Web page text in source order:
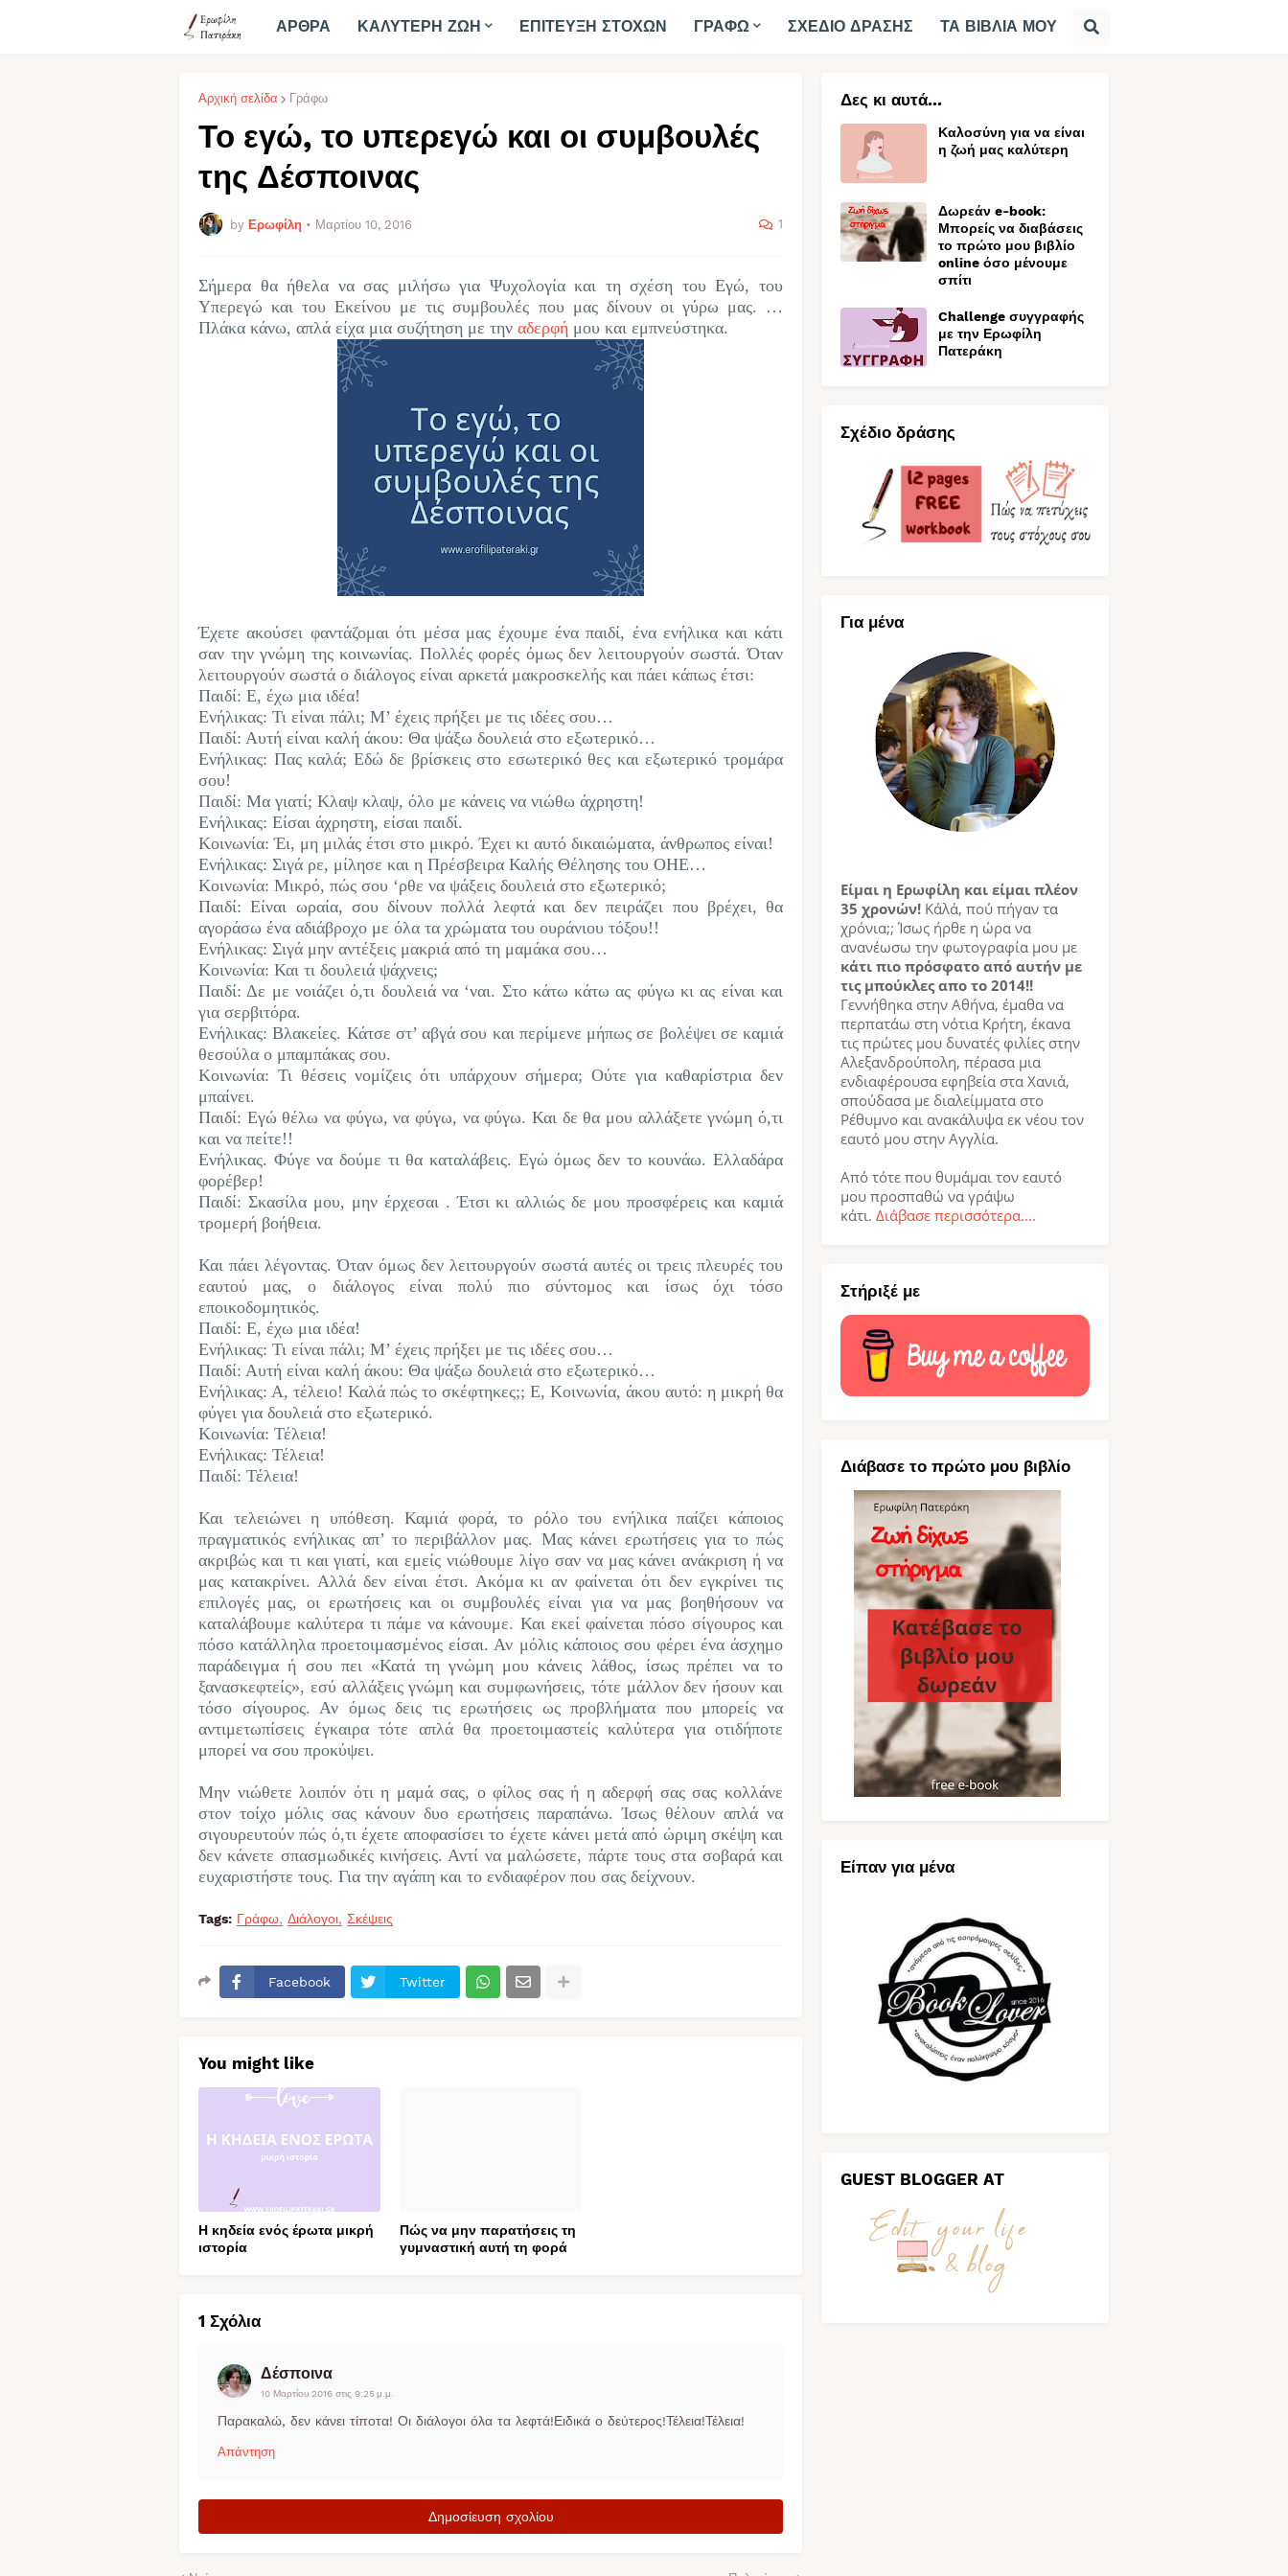
ΑΡΘΡΑ ΚΑΛΥΤΕΡΗ ΖΩΗ ΕΠΙΤΕΥΞΗ ΣΤΟΧΩΝ ΓΡΑΦΩ ΣΧΕΔΙΟ ΔΡΑΣΗΣ ΤΑ ΒΙΒΛΙΑ ΜΟΥ
Αρχική σελίδα Γράφω
Το εγώ, το υπερεγώ και οι συμβουλές
της Δέσποινας
by Ερωφίλη • Μαρτίου 10, 2016 1
Σήμερα θα ήθελα να σας μιλήσω για Ψυχολογία και τη σχέση του Εγώ, του
Υπερεγώ και του Εκείνου με τις συμβουλές που μας δίνουν οι γύρω μας. …
Πλάκα κάνω, απλά είχα μια συζήτηση με την αδερφή μου και εμπνεύστηκα.
Έχετε ακούσει φαντάζομαι ότι μέσα μας έχουμε ένα παιδί, ένα ενήλικα και κάτι
σαν την γνώμη της κοινωνίας. Πολλές φορές όμως δεν λειτουργούν σωστά. Όταν
λειτουργούν σωστά ο διάλογος είναι αρκετά μακροσκελής και πάει κάπως έτσι:
Παιδί: Ε, έχω μια ιδέα!
Ενήλικας: Τι είναι πάλι; Μ’ έχεις πρήξει με τις ιδέες σου…
Παιδί: Αυτή είναι καλή άκου: Θα ψάξω δουλειά στο εξωτερικό…
Ενήλικας: Πας καλά; Εδώ δε βρίσκεις στο εσωτερικό θες και εξωτερικό τρομάρα
σου!
Παιδί: Μα γιατί; Κλαψ κλαψ, όλο με κάνεις να νιώθω άχρηστη!
Ενήλικας: Είσαι άχρηστη, είσαι παιδί.
Κοινωνία: Έι, μη μιλάς έτσι στο μικρό. Έχει κι αυτό δικαιώματα, άνθρωπος είναι!
Ενήλικας: Σιγά ρε, μίλησε και η Πρέσβειρα Καλής Θέλησης του ΟΗΕ…
Κοινωνία: Μικρό, πώς σου ‘ρθε να ψάξεις δουλειά στο εξωτερικό;
Παιδί: Είναι ωραία, σου δίνουν πολλά λεφτά και δεν πειράζει που βρέχει, θα
αγοράσω ένα αδιάβροχο με όλα τα χρώματα του ουράνιου τόξου!!
Ενήλικας: Σιγά μην αντέξεις μακριά από τη μαμάκα σου…
Κοινωνία: Και τι δουλειά ψάχνεις;
Παιδί: Δε με νοιάζει ό,τι δουλειά να ‘ναι. Στο κάτω κάτω ας φύγω κι ας είναι και
για σερβιτόρα.
Ενήλικας: Βλακείες. Κάτσε στ’ αβγά σου και περίμενε μήπως σε βολέψει σε καμιά
θεσούλα ο μπαμπάκας σου.
Κοινωνία: Τι θέσεις νομίζεις ότι υπάρχουν σήμερα; Ούτε για καθαρίστρια δεν
μπαίνει.
Παιδί: Εγώ θέλω να φύγω, να φύγω, να φύγω. Και δε θα μου αλλάξετε γνώμη ό,τι
και να πείτε!!
Ενήλικας. Φύγε να δούμε τι θα καταλάβεις. Εγώ όμως δεν το κουνάω. Ελλαδάρα
φορέβερ!
Παιδί: Σκασίλα μου, μην έρχεσαι . Έτσι κι αλλιώς δε μου προσφέρεις και καμιά
τρομερή βοήθεια.
Και πάει λέγοντας. Όταν όμως δεν λειτουργούν σωστά αυτές οι τρεις πλευρές του
εαυτού μας, ο διάλογος είναι πολύ πιο σύντομος και ίσως όχι τόσο
εποικοδομητικός.
Παιδί: Ε, έχω μια ιδέα!
Ενήλικας: Τι είναι πάλι; Μ’ έχεις πρήξει με τις ιδέες σου…
Παιδί: Αυτή είναι καλή άκου: Θα ψάξω δουλειά στο εξωτερικό…
Ενήλικας: Α, τέλειο! Καλά πώς το σκέφτηκες;; Ε, Κοινωνία, άκου αυτό: η μικρή θα
φύγει για δουλειά στο εξωτερικό.
Κοινωνία: Τέλεια!
Ενήλικας: Τέλεια!
Παιδί: Τέλεια!
Και τελειώνει η υπόθεση. Καμιά φορά, το ρόλο του ενήλικα παίζει κάποιος
πραγματικός ενήλικας απ’ το περιβάλλον μας. Μας κάνει ερωτήσεις για το πώς
ακριβώς και τι και γιατί, και εμείς νιώθουμε λίγο σαν να μας κάνει ανάκριση ή να
μας κατακρίνει. Αλλά δεν είναι έτσι. Ακόμα κι αν φαίνεται ότι δεν εγκρίνει τις
επιλογές μας, οι ερωτήσεις και οι συμβουλές είναι για να μας βοηθήσουν να
καταλάβουμε καλύτερα τι πάμε να κάνουμε. Και εκεί φαίνεται πόσο σίγουρος και
πόσο κατάλληλα προετοιμασμένος είσαι. Αν μόλις κάποιος σου φέρει ένα άσχημο
παράδειγμα ή σου πει «Κατά τη γνώμη μου κάνεις λάθος, ίσως πρέπει να το
ξανασκεφτείς», εσύ αλλάξεις γνώμη και συμφωνήσεις, τότε μάλλον δεν ήσουν και
τόσο σίγουρος. Αν όμως δεις τις ερωτήσεις ως προβλήματα που μπορείς να
αντιμετωπίσεις έγκαιρα τότε απλά θα προετοιμαστείς καλύτερα για οτιδήποτε
μπορεί να σου προκύψει.
Μην νιώθετε λοιπόν ότι η μαμά σας, ο φίλος σας ή η αδερφή σας σας κολλάνε
στον τοίχο μόλις σας κάνουν δυο ερωτήσεις παραπάνω. Ίσως θέλουν απλά να
σιγουρευτούν πώς ό,τι έχετε αποφασίσει το έχετε κάνει μετά από ώριμη σκέψη και
δεν κάνετε σπασμωδικές κινήσεις. Αντί να μαλώσετε, πάρτε τους στα σοβαρά και
ευχαριστήστε τους. Για την αγάπη και το ενδιαφέρον που σας δείχνουν.
Tags: Γράφω Διάλογοι Σκέψεις
Facebook Twitter
You might like
Η κηδεία ενός έρωτα μικρή
ιστορία
Πώς να μην παρατήσεις τη
γυμναστική αυτή τη φορά
1 Σχόλια
Δέσποινα
10 Μαρτίου 2016 στις 9:25 μ.μ.
Παρακαλώ, δεν κάνει τίποτα! Οι διάλογοι όλα τα λεφτά!Ειδικά ο δεύτερος!Τέλεια!Τέλεια!
Απάντηση
Δημοσίευση σχολίου
Δες κι αυτά...
Καλοσύνη για να είναι
η ζωή μας καλύτερη
Δωρεάν e-book:
Μπορείς να διαβάσεις
το πρώτο μου βιβλίο
online όσο μένουμε
σπίτι
Challenge συγγραφής
με την Ερωφίλη
Πατεράκη
Σχέδιο δράσης
Για μένα
Είμαι η Ερωφίλη και είμαι πλέον
35 χρονών! Κάλά, πού πήγαν τα
χρόνια;; Ίσως ήρθε η ώρα να
ανανέωσω την φωτογραφία μου με
κάτι πιο πρόσφατο από αυτήν με
τις μπούκλες απο το 2014!!
Γεννήθηκα στην Αθήνα, έμαθα να
περπατάω στη νότια Κρήτη, έκανα
τις πρώτες μου δυνατές φιλίες στην
Αλεξανδρούπολη, πέρασα μια
ενδιαφέρουσα εφηβεία στα Χανιά,
σπούδασα με διαλείμματα στο
Ρέθυμνο και ανακάλυψα εκ νέου τον
εαυτό μου στην Αγγλία.
Από τότε που θυμάμαι τον εαυτό
μου προσπαθώ να γράψω
κάτι. Διάβασε περισσότερα....
Στήριξέ με
Διάβασε το πρώτο μου βιβλίο
Είπαν για μένα
GUEST BLOGGER AT